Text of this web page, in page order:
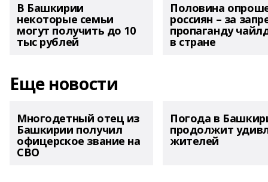
В Башкирии
некоторые семьи
могут получить до 10
тыс рублей
Половина
россиян – за
пропаганду
в стране
Еще новости
Многодетный отец из
Башкирии получил
офицерское звание на
СВО
Погода в
продолжит
жителей